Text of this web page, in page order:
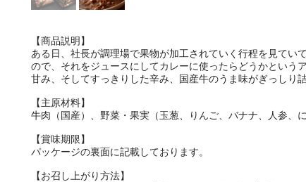
【商品説明】
ある日、社長が調理場で果物が加工されていく行程を見てい
ので、それをジュースにしてカレーに使ったらどうかという
甘み、そしてすっきりした辛み、国産牛のうま味がぎっしり
【主原材料】
牛肉（国産）、野菜・果実（玉葱、りんご、バナナ、人参、
【賞味期限】
パッケージの裏面に記載しております。
【お召し上がり方法】